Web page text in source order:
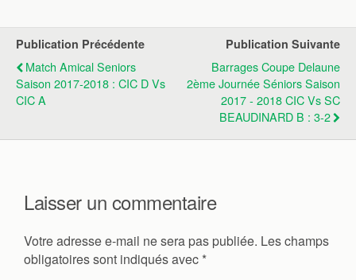
Publication Précédente
Match Amical Seniors
Saison 2017-2018 : CIC D Vs
CIC A
Publication Suivante
Barrages Coupe Delaune
2ème Journée Séniors Saison
2017 - 2018 CIC Vs SC
BEAUDINARD B : 3-2
Laisser un commentaire
Votre adresse e-mail ne sera pas publiée. Les champs
obligatoires sont indiqués avec *